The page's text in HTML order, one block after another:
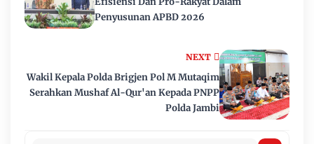
NEXT
Wakil Kepala Polda Brigjen Pol M Mutaqim
Serahkan Mushaf Al-Qur'an Kepada PNPP
Polda Jambi
Penyusunan APBD 2026